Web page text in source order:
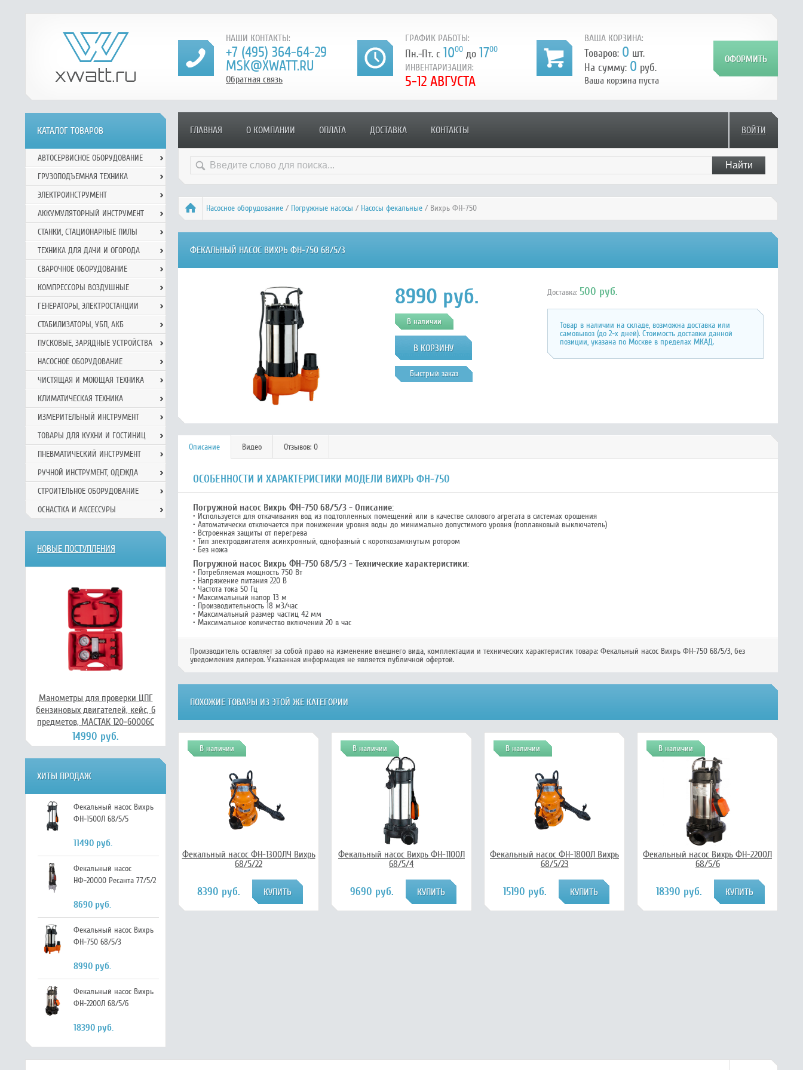
НАШИ КОНТАКТЫ:
+7 (495) 364-64-29
MSK@XWATT.RU
Обратная связь
ГРАФИК РАБОТЫ:
Пн.-Пт. с 1000 до 1700
ИНВЕНТАРИЗАЦИЯ:
5-12 АВГУСТА
ВАША КОРЗИНА:
Товаров: 0 шт.
На сумму: 0 руб.
Ваша корзина пуста
ГЛАВНАЯ О КОМПАНИИ ОПЛАТА ДОСТАВКА КОНТАКТЫ ВОЙТИ
Насосное оборудование / Погружные насосы / Насосы фекальные / Вихрь ФН-750
ФЕКАЛЬНЫЙ НАСОС ВИХРЬ ФН-750 68/5/3
8990 руб.
В наличии
Быстрый заказ
Доставка: 500 руб.
Товар в наличии на складе, возможна доставка или
самовывоз (до 2-х дней). Стоимость доставки данной
позиции, указана по Москве в пределах МКАД.
Описание Видео Отзывов: 0
ОСОБЕННОСТИ И ХАРАКТЕРИСТИКИ МОДЕЛИ ВИХРЬ ФН-750
Погружной насос Вихрь ФН-750 68/5/3 - Описание:
• Используется для откачивания вод из подтопленных помещений или в качестве силового агрегата в системах орошения
• Автоматически отключается при понижении уровня воды до минимально допустимого уровня (поплавковый выключатель)
• Встроенная защиты от перегрева
• Тип электродвигателя асинхронный, однофазный с короткозамкнутым ротором
• Без ножа
Погружной насос Вихрь ФН-750 68/5/3 - Технические характеристики:
• Потребляемая мощность 750 Вт
• Напряжение питания 220 В
• Частота тока 50 Гц
• Максимальный напор 13 м
• Производительность 18 м3/час
• Максимальный размер частиц 42 мм
• Максимальное количество включений 20 в час
Производитель оставляет за собой право на изменение внешнего вида, комплектации и технических характеристик товара: Фекальный насос Вихрь ФН-750 68/5/3, без
уведомления дилеров. Указанная информация не является публичной офертой.
ПОХОЖИЕ ТОВАРЫ ИЗ ЭТОЙ ЖЕ КАТЕГОРИИ
В наличии
Фекальный насос ФН-1300ЛЧ Вихрь
68/5/22
8390 руб.
В наличии
Фекальный насос Вихрь ФН-1100Л
68/5/4
9690 руб.
В наличии
Фекальный насос ФН-1800Л Вихрь
68/5/23
15190 руб.
В наличии
Фекальный насос Вихрь ФН-2200Л
68/5/6
18390 руб.
КАТАЛОГ ТОВАРОВ
АВТОСЕРВИСНОЕ ОБОРУДОВАНИЕ
ГРУЗОПОДЪЕМНАЯ ТЕХНИКА
ЭЛЕКТРОИНСТРУМЕНТ
АККУМУЛЯТОРНЫЙ ИНСТРУМЕНТ
СТАНКИ, СТАЦИОНАРНЫЕ ПИЛЫ
ТЕХНИКА ДЛЯ ДАЧИ И ОГОРОДА
СВАРОЧНОЕ ОБОРУДОВАНИЕ
КОМПРЕССОРЫ ВОЗДУШНЫЕ
ГЕНЕРАТОРЫ, ЭЛЕКТРОСТАНЦИИ
СТАБИЛИЗАТОРЫ, УБП, АКБ
ПУСКОВЫЕ, ЗАРЯДНЫЕ УСТРОЙСТВА
НАСОСНОЕ ОБОРУДОВАНИЕ
ЧИСТЯЩАЯ И МОЮЩАЯ ТЕХНИКА
КЛИМАТИЧЕСКАЯ ТЕХНИКА
ИЗМЕРИТЕЛЬНЫЙ ИНСТРУМЕНТ
ТОВАРЫ ДЛЯ КУХНИ И ГОСТИНИЦ
ПНЕВМАТИЧЕСКИЙ ИНСТРУМЕНТ
РУЧНОЙ ИНCТРУМЕНТ, ОДЕЖДА
СТРОИТЕЛЬНОЕ ОБОРУДОВАНИЕ
ОСНАСТКА И АКСЕССУРЫ
НОВЫЕ ПОСТУПЛЕНИЯ
Манометры для проверки ЦПГ
бензиновых двигателей, кейс, 6
предметов, МАСТАК 120-60006C
14990 руб.
ХИТЫ ПРОДАЖ
Фекальный насос Вихрь
ФН-1500Л 68/5/5
11490 руб.
Фекальный насос
НФ-20000 Ресанта 77/5/2
8690 руб.
Фекальный насос Вихрь
ФН-750 68/5/3
8990 руб.
Фекальный насос Вихрь
ФН-2200Л 68/5/6
18390 руб.